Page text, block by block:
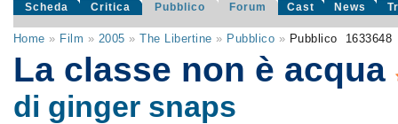
Scheda Critica Pubblico Forum Cast News
Home » Film » 2005 »The Libertine » Pubblico » Pubblico 1633648
La classe non è acqua
di ginger snaps